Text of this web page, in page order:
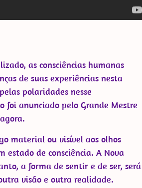
as consciências humanas
de suas experiências nesta
polaridades nesse
foi anunciado pelo Grande Mestre
material ou visível aos olhos
estado de consciência. A Nova
a forma de sentir e de ser, será
visão e outra realidade.